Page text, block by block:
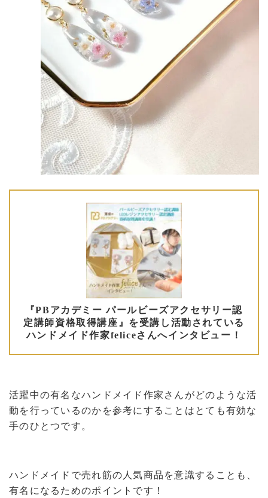
活躍中の有名なハンドメイド作家さんがどのような活
動を行っているのかを参考にすることはとても有効な
手のひとつです。
ハンドメイドで売れ筋の人気商品を意識することも、
有名になるためのポイントです！